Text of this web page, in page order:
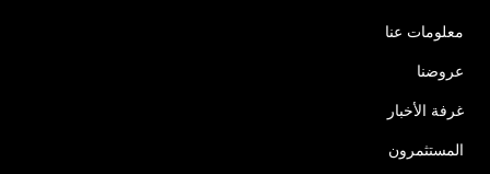
معلومات عنا
عروضنا
غرفة الأخبار
المستثمرون